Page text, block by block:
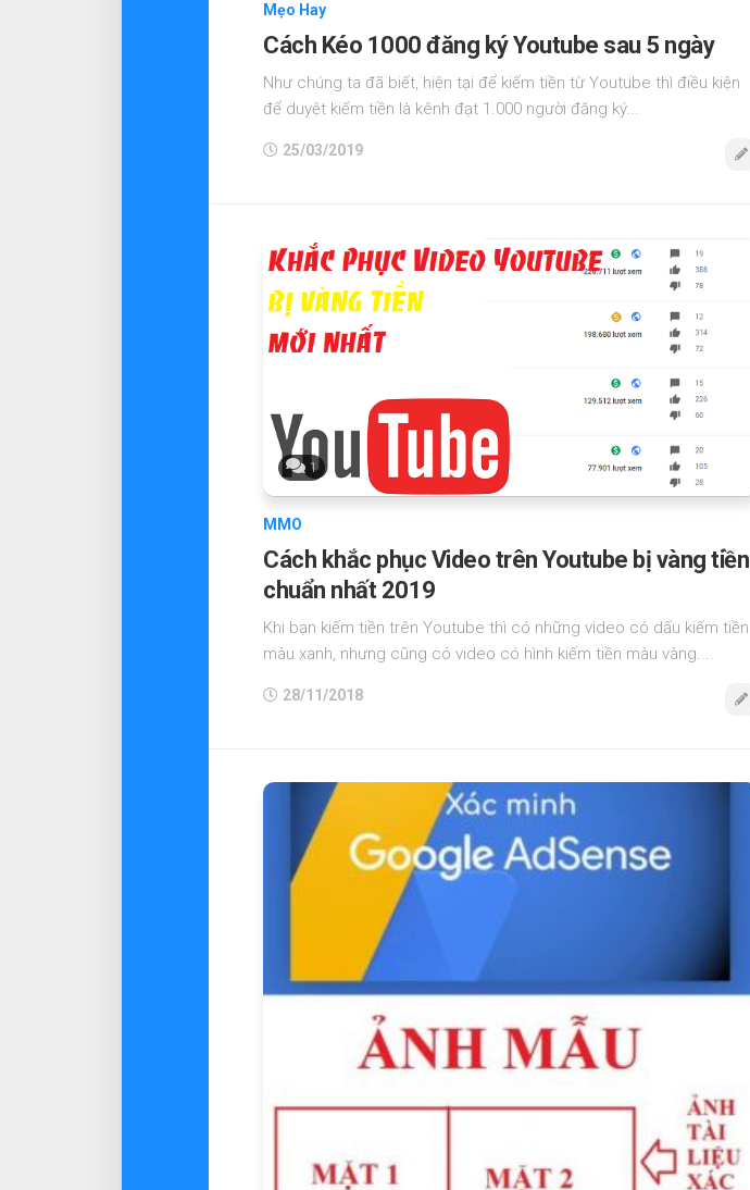
Mẹo Hay
Cách Kéo 1000 đăng ký Youtube sau 5 ngày
Như chúng ta đã biết, hiện tại để kiếm tiền từ Youtube thì điều kiện
để duyệt kiếm tiền là kênh đạt 1.000 người đăng ký...
25/03/2019
1
MMO
Cách khắc phục Video trên Youtube bị vàng tiền
chuẩn nhất 2019
Khi bạn kiếm tiền trên Youtube thì có những video có dấu kiếm tiền
màu xanh, nhưng cũng có video có hình kiếm tiền màu vàng....
28/11/2018